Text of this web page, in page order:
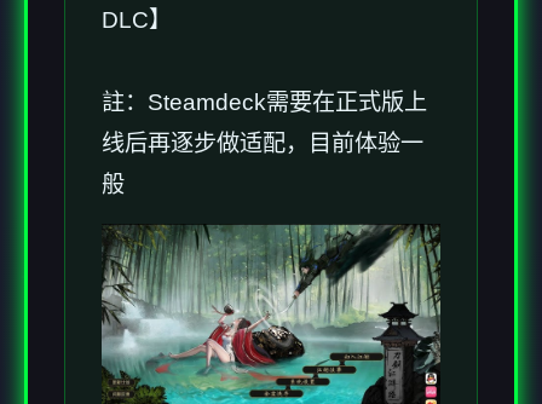
DLC】
註：Steamdeck需要在正式版上
线后再逐步做适配，目前体验一
般